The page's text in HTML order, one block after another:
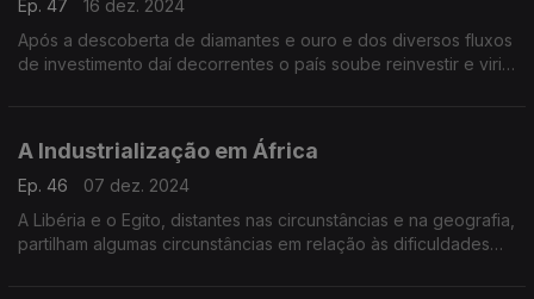
Ep. 47
16 dez. 2024
Após a descoberta de diamantes e ouro e dos diversos fluxos
de investimento daí decorrentes o país soube reinvestir e viria
A Industrialização em África
Ep. 46
07 dez. 2024
A Libéria e o Egito, distantes nas circunstâncias e na geografia,
partilham algumas circunstâncias em relação às dificuldades